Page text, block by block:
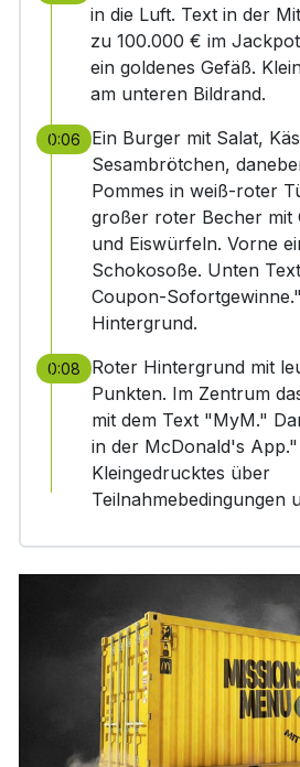
in die Luft. Text in der
zu 100.000 € im
ein goldenes Gefäß.
am unteren Bildrand.
0:06
Ein Burger mit Salat,
Sesambrötchen,
Pommes in weiß-roter
großer roter Becher mit
und Eiswürfeln. Vorne
Schokosoße. Unten
Coupon-
Hintergrund.
0:08
Roter Hintergrund mit
Punkten. Im Zentrum
mit dem Text "MyM."
in der McDonald's
Kleingedrucktes über
Teilnahmebedingungen